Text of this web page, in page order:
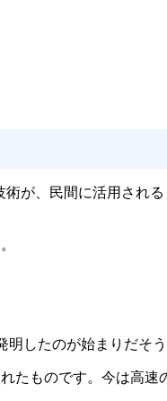
が、民間に活用され
したのが始まりだそう
ものです。今は高速